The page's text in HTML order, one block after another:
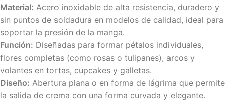
Material: Acero inoxidable de alta resistencia, duradero y
sin puntos de soldadura en modelos de calidad, ideal para
soportar la presión de la manga.
Función: Diseñadas para formar pétalos individuales,
flores completas (como rosas o tulipanes), arcos y
volantes en tortas, cupcakes y galletas.
Diseño: Abertura plana o en forma de lágrima que permite
la salida de crema con una forma curvada y elegante.